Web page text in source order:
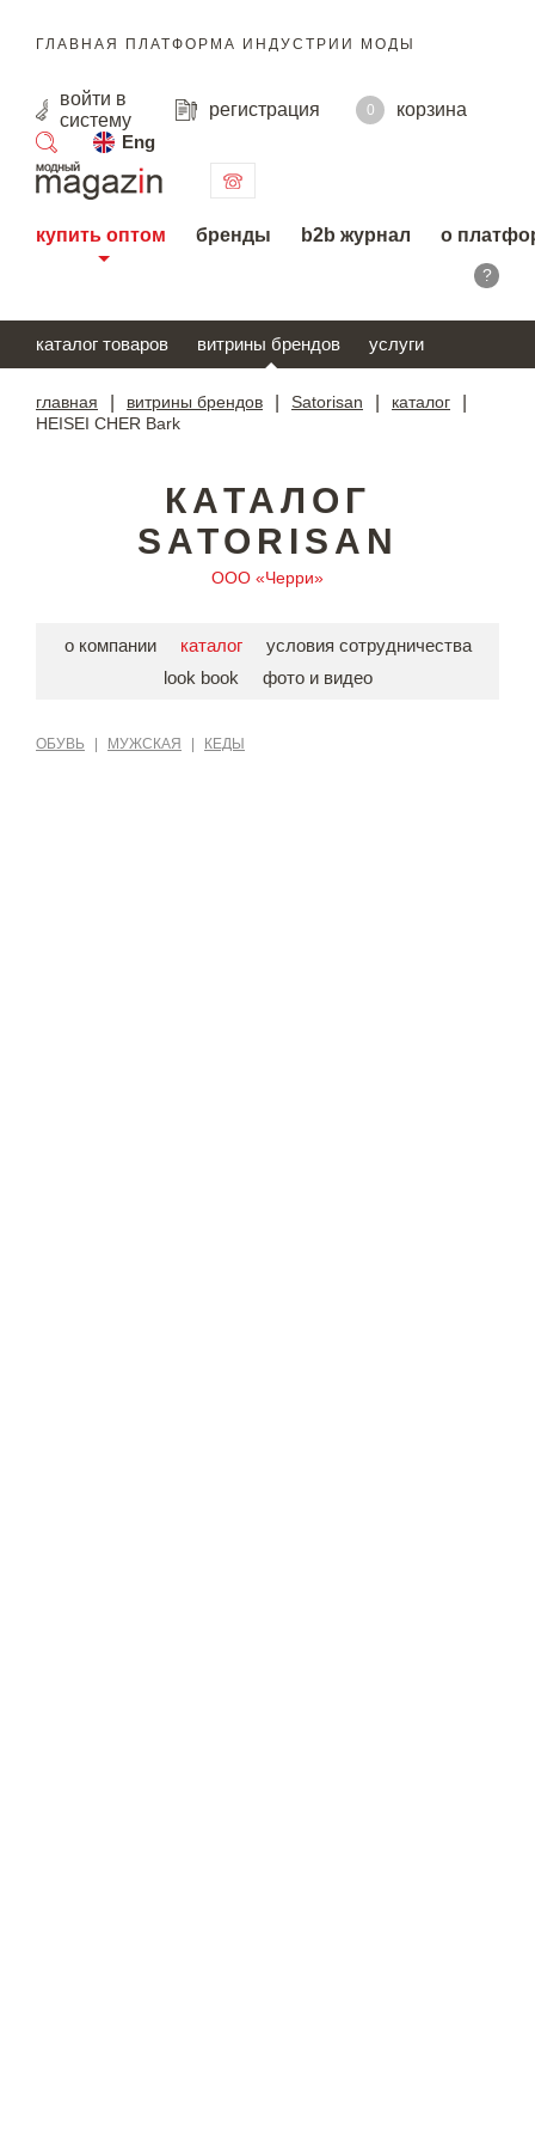
ГЛАВНАЯ ПЛАТФОРМА ИНДУСТРИИ МОДЫ
войти в
систему
регистрация 0
корзина
Eng
поиск
купить оптом бренды b2b журнал о
?
каталог товаров витрины брендов услуги
главная витрины брендов Satorisan каталог
HEISEI CHER Bark
КАТАЛОГ
SATORISAN
ООО «Черри»
о компании каталог
условия сотрудничества
look book
фото и видео
ОБУВЬ МУЖСКАЯ КЕДЫ